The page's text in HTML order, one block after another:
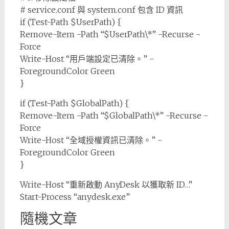
# service.conf 與 system.conf 包含 ID 資訊
if (Test-Path $UserPath) {
Remove-Item -Path “$UserPath\*” -Recurse -
Force
Write-Host “用戶端設定已清除。” -
ForegroundColor Green
}
if (Test-Path $GlobalPath) {
Remove-Item -Path “$GlobalPath\*” -Recurse -
Force
Write-Host “全域授權資訊已清除。” -
ForegroundColor Green
}
Write-Host “重新啟動 AnyDesk 以獲取新 ID…”
Start-Process “anydesk.exe”
隨機文章